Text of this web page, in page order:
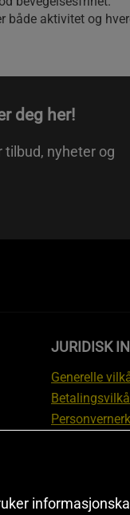
både aktivitet og
deg her!
tilbud, nyheter og
JURIDISK
Generelle
Informasjon